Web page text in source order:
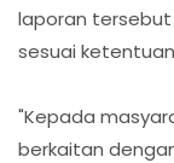
laporan
sesuai
"Kepada
berkaitan